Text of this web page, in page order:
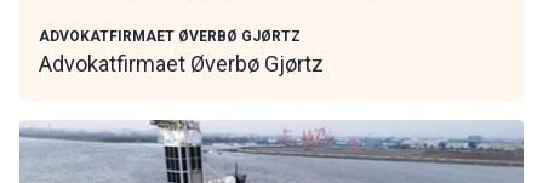
ADVOKATFIRMAET ØVERBØ GJØRTZ
Advokatfirmaet Øverbø Gjørtz